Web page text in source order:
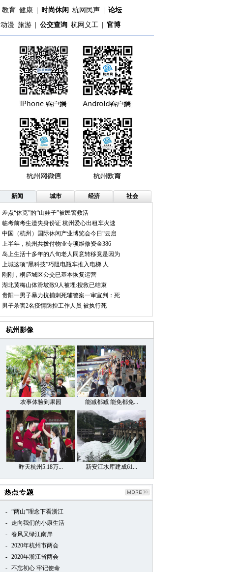
教育 健康 时尚休闲 杭网民声
论坛
动漫 旅游 公交查询 杭网义工 官博
新闻 城市 经济 社会
差点“休克”的“山娃子”被民警救活
临考前考生遗失身份证 杭州爱心出租车火速
中国（杭州）国际休闲产业博览会今日“云启
上半年，杭州共拨付物业专项维修资金386
岛上生活十多年的八旬老人同意转移竟是因为
上城这项“黑科技”巧阻电瓶车推入电梯 人
刚刚，桐庐城区公交已基本恢复运营
湖北黄梅山体滑坡致9人被埋:搜救已结束
贵阳一男子暴力抗捕刺死辅警案一审宣判：死
男子杀害2名疫情防控工作人员 被执行死
杭州影像
农事体验到果园 能减都减 能免都免...
昨天杭州5.18万... 新安江水库建成61...
- “两山”理念下看浙江
-
走向我们的小康生活
- 春风又绿江南岸
- 2020年杭州市两会
- 2020年浙江省两会
- 不忘初心 牢记使命